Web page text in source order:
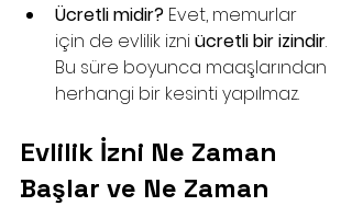
Ücretli midir? Evet, memurlar
için de evlilik izni ücretli bir izindir.
Bu süre boyunca maaşlarından
herhangi bir kesinti yapılmaz.
Evlilik İzni Ne Zaman
Başlar ve Ne Zaman